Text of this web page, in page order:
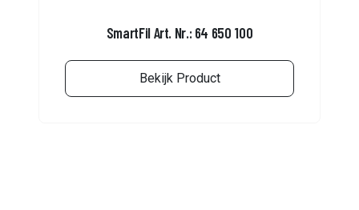
SmartFil Art. Nr.: 64 650 100
Bekijk Product